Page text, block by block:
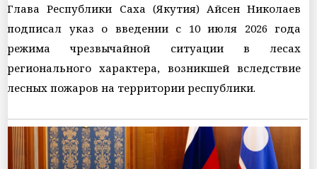
Глава Республики Саха (Якутия) Айсен Николаев
подписал указ о введении с 10 июля 2026 года
режима чрезвычайной ситуации в лесах
регионального характера, возникшей вследствие
лесных пожаров на территории республики.